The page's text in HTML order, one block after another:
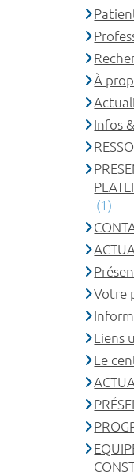
À
Infos
(1)
Votre
Liens
Le